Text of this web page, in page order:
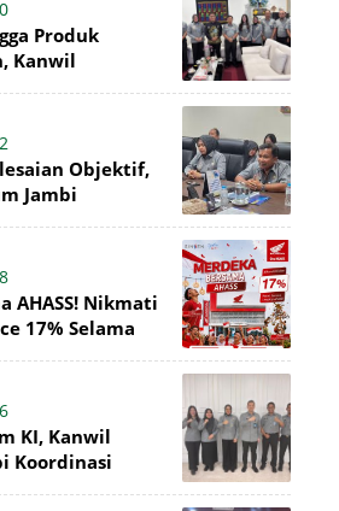
Produk
Kanwil
Objektif,
Jambi
AHASS! Nikmati
17% Selama
KI, Kanwil
Koordinasi